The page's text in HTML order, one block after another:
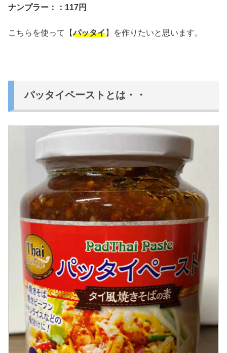
ナンプラー：：117円
こちらを使って【パッタイ】を作りたいと思います。
パッタイペーストとは・・